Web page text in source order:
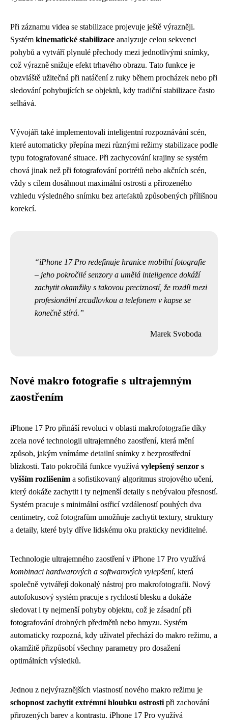
Při záznamu videa se stabilizace projevuje ještě výrazněji.
Systém kinematické stabilizace analyzuje celou sekvenci
pohybů a vytváří plynulé přechody mezi jednotlivými snímky,
což výrazně snižuje efekt trhavého obrazu. Tato funkce je
obzvláště užitečná při natáčení z ruky během procházek nebo při
sledování pohybujících se objektů, kdy tradiční stabilizace často
selhává.
Vývojáři také implementovali inteligentní rozpoznávání scén,
které automaticky přepína mezi různými režimy stabilizace podle
typu fotografované situace. Při zachycování krajiny se systém
chová jinak než při fotografování portrétů nebo akčních scén,
vždy s cílem dosáhnout maximální ostrosti a přirozeného
vzhledu výsledného snímku bez artefaktů způsobených přílišnou
korekcí.
iPhone 17 Pro redefinuje hranice mobilní fotografie
– jeho pokročilé senzory a umělá inteligence dokáží
zachytit okamžiky s takovou precizností, že rozdíl mezi
profesionální zrcadlovkou a telefonem v kapse se
konečně stírá.
Marek Svoboda
Nové makro fotografie s ultrajemným
zaostřením
iPhone 17 Pro přináší revoluci v oblasti makrofotografie díky
zcela nové technologii ultrajemného zaostření, která mění
způsob, jakým vnímáme detailní snímky z bezprostřední
blízkosti. Tato pokročilá funkce využívá vylepšený senzor s
vyšším rozlišením a sofistikovaný algoritmus strojového učení,
který dokáže zachytit i ty nejmenší detaily s nebývalou přesností.
Systém pracuje s minimální ostřicí vzdáleností pouhých dva
centimetry, což fotografům umožňuje zachytit textury, struktury
a detaily, které byly dříve lidskému oku prakticky neviditelné.
Technologie ultrajemného zaostření v iPhone 17 Pro využívá
kombinaci hardwarových a softwarových vylepšení, která
společně vytvářejí dokonalý nástroj pro makrofotografii. Nový
autofokusový systém pracuje s rychlostí blesku a dokáže
sledovat i ty nejmenší pohyby objektu, což je zásadní při
fotografování drobných předmětů nebo hmyzu. Systém
automaticky rozpozná, kdy uživatel přechází do makro režimu, a
okamžitě přizpůsobí všechny parametry pro dosažení
optimálních výsledků.
Jednou z nejvýraznějších vlastností nového makro režimu je
schopnost zachytit extrémní hloubku ostrosti při zachování
přirozených barev a kontrastu. iPhone 17 Pro využívá